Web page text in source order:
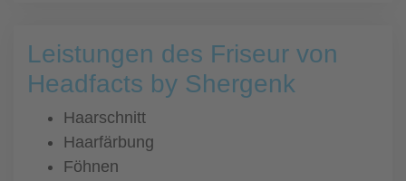
Leistungen des Friseur von
Headfacts by Shergenk
Haarschnitt
Haarfärbung
Föhnen